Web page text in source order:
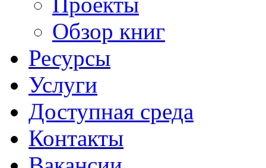
Обзор книг
Ресурсы
Услуги
Доступная среда
Контакты